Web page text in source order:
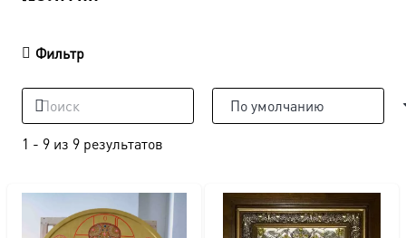
Фильтр
1 - 9 из 9 результатов